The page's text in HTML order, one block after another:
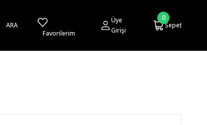
ARA
Favorilerim
Üye
Girişi
Sepet
0